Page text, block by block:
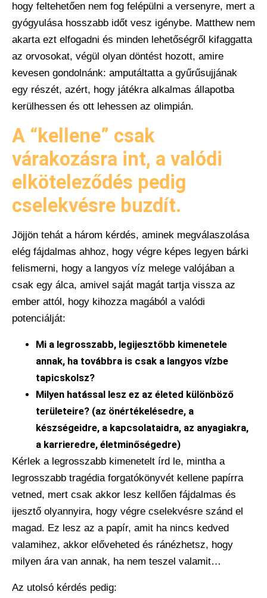
hogy feltehetően nem fog felépülni a versenyre, mert a
gyógyulása hosszabb időt vesz igénybe. Matthew nem
akarta ezt elfogadni és minden lehetőségről kifaggatta
az orvosokat, végül olyan döntést hozott, amire
kevesen gondolnánk: amputáltatta a gyűrűsujjának
egy részét, azért, hogy játékra alkalmas állapotba
kerülhessen és ott lehessen az olimpián.
A “kellene” csak
várakozásra int, a valódi
elköteleződés pedig
cselekvésre buzdít.
Jöjjön tehát a három kérdés, aminek megválaszolása
elég fájdalmas ahhoz, hogy végre képes legyen bárki
felismerni, hogy a langyos víz melege valójában a
csak egy álca, amivel saját magát tartja vissza az
ember attól, hogy kihozza magából a valódi
potenciálját:
Mi a legrosszabb, legijesztőbb kimenetele
annak, ha továbbra is csak a langyos vízbe
tapicskolsz?
Milyen hatással lesz ez az életed különböző
területeire? (az önértékelésedre, a
készségeidre, a kapcsolataidra, az anyagiakra,
a karrieredre, életminőségedre)
Kérlek a legrosszabb kimenetelt írd le, mintha a
legrosszabb tragédia forgatókönyvét kellene papírra
vetned, mert csak akkor lesz kellően fájdalmas és
ijesztő olyannyira, hogy végre cselekvésre szánd el
magad. Ez lesz az a papír, amit ha nincs kedved
valamihez, akkor előveheted és ránézhetsz, hogy
milyen ára van annak, ha nem teszel valamit…
Az utolsó kérdés pedig: